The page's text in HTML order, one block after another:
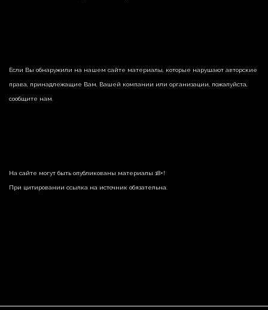
Если Вы обнаружили на нашем сайте материалы, которые нарушают авторские
права, принадлежащие Вам, Вашей компании или организации, пожалуйста,
сообщите нам.
На сайте могут быть опубликованы материалы 18+!
При цитировании ссылка на источник обязательна.